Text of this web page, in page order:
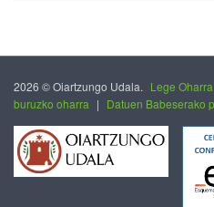
2026 © Oiartzungo Udala. Lege Oharra
buruzko oharra | Datuen Babeserako